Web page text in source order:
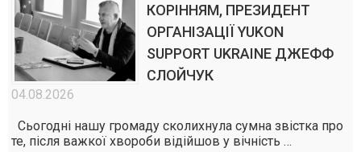
КОРІННЯМ, ПРЕЗИДЕНТ
ОРГАНІЗАЦІЇ YUKON
SUPPORT UKRAINE ДЖЕФФ
СЛОЙЧУК
04.08.2026
Сьогодні нашу громаду сколихнула сумна звістка про
те, після важкої хвороби відійшов у вічність …